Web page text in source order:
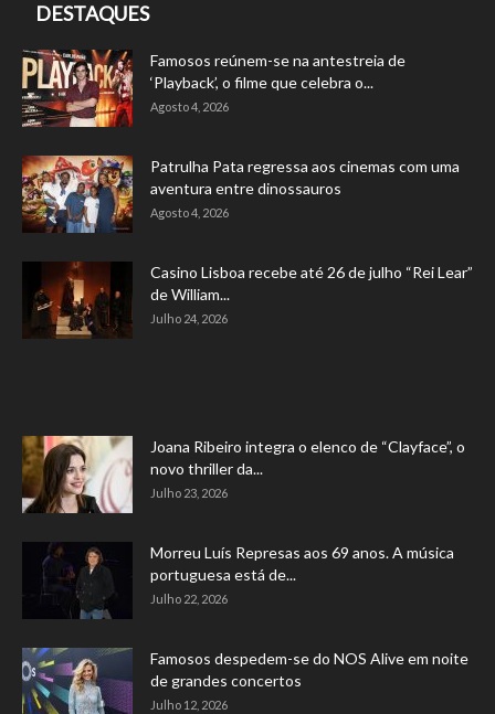
DESTAQUES
Famosos reúnem-se na antestreia de
‘Playback’, o filme que celebra o...
Agosto 4, 2026
Patrulha Pata regressa aos cinemas com uma
aventura entre dinossauros
Agosto 4, 2026
Casino Lisboa recebe até 26 de julho “Rei Lear”
de William...
Julho 24, 2026
Joana Ribeiro integra o elenco de “Clayface”, o
novo thriller da...
Julho 23, 2026
Morreu Luís Represas aos 69 anos. A música
portuguesa está de...
Julho 22, 2026
Famosos despedem-se do NOS Alive em noite
de grandes concertos
Julho 12, 2026